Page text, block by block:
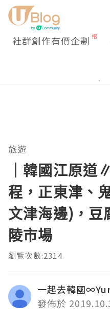
社群創作有價企劃
旅遊
｜韓國江原
程，正東津、
文津海邊)，豆
陵市場
瀏覽次數:2314
一起去韓國
發佈於